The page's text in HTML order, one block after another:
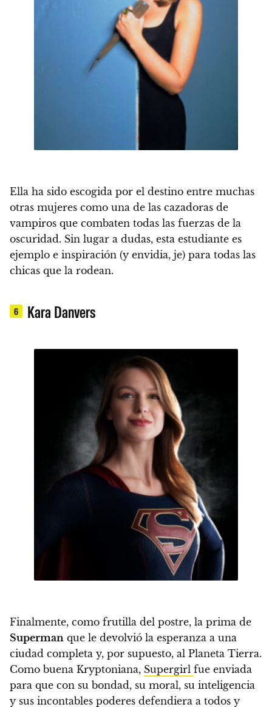
Ella ha sido escogida por el destino entre muchas
otras mujeres como una de las cazadoras de
vampiros que combaten todas las fuerzas de la
oscuridad. Sin lugar a dudas, esta estudiante es
ejemplo e inspiración (y envidia, je) para todas las
chicas que la rodean.
6 Kara Danvers
Finalmente, como frutilla del postre, la prima de
Superman que le devolvió la esperanza a una
ciudad completa y, por supuesto, al Planeta Tierra.
Como buena Kryptoniana, Supergirl fue enviada
para que con su bondad, su moral, su inteligencia
y sus incontables poderes defendiera a todos y